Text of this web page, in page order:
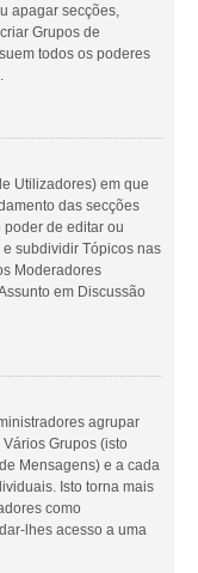
apagar secções,
Grupos de
todos os poderes
Utilizadores) em que
das secções
de editar ou
subdividir Tópicos nas
Moderadores
em Discussão
agrupar
Grupos (isto
Mensagens) e a cada
Isto torna mais
como
lhes acesso a uma